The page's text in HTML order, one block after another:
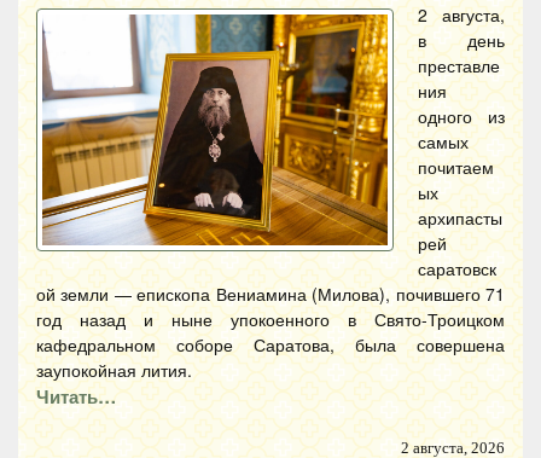
2 августа,
в день
преставле
ния
одного из
самых
почитаем
ых
архипасты
рей
саратовск
ой земли — епископа Вениамина (Милова), почившего 71
год назад и ныне упокоенного в Свято-Троицком
кафедральном соборе Саратова, была совершена
заупокойная лития.
Читать…
2 августа, 2026